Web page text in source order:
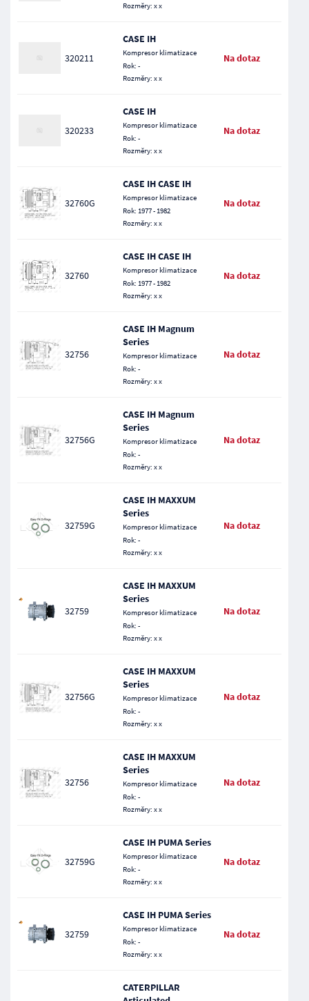
Rozměry: x x
320211
CASE IH
Kompresor klimatizace
Rok: -
Rozměry: x x
Na dotaz
320233
CASE IH
Kompresor klimatizace
Rok: -
Rozměry: x x
Na dotaz
32760G
CASE IH CASE IH
Kompresor klimatizace
Rok: 1977 - 1982
Rozměry: x x
Na dotaz
32760
CASE IH CASE IH
Kompresor klimatizace
Rok: 1977 - 1982
Rozměry: x x
Na dotaz
32756
CASE IH Magnum
Series
Kompresor klimatizace
Rok: -
Rozměry: x x
Na dotaz
32756G
CASE IH Magnum
Series
Kompresor klimatizace
Rok: -
Rozměry: x x
Na dotaz
32759G
CASE IH MAXXUM
Series
Kompresor klimatizace
Rok: -
Rozměry: x x
Na dotaz
32759
CASE IH MAXXUM
Series
Kompresor klimatizace
Rok: -
Rozměry: x x
Na dotaz
32756G
CASE IH MAXXUM
Series
Kompresor klimatizace
Rok: -
Rozměry: x x
Na dotaz
32756
CASE IH MAXXUM
Series
Kompresor klimatizace
Rok: -
Rozměry: x x
Na dotaz
32759G
CASE IH PUMA Series
Kompresor klimatizace
Rok: -
Rozměry: x x
Na dotaz
32759
CASE IH PUMA Series
Kompresor klimatizace
Rok: -
Rozměry: x x
Na dotaz
CATERPILLAR